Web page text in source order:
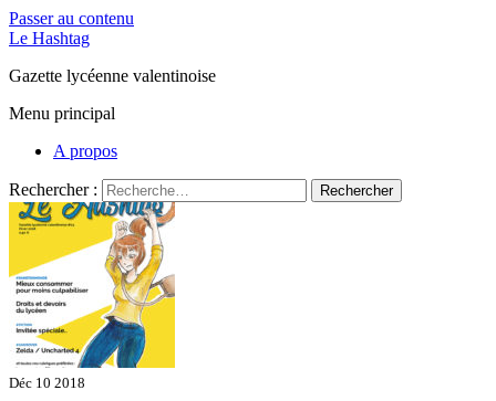
Passer au contenu
Le Hashtag
Gazette lycéenne valentinoise
Menu principal
A propos
Rechercher :
Déc 10 2018